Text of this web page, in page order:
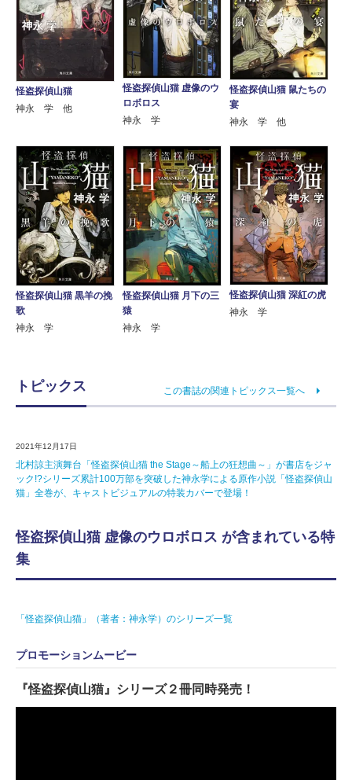
怪盗探偵山猫
神永 学 他
怪盗探偵山猫 虚像のウ
ロボロス
神永 学
怪盗探偵山猫 鼠たちの
宴
神永 学 他
怪盗探偵山猫 黒羊の挽
歌
神永 学
怪盗探偵山猫 月下の三
猿
神永 学
怪盗探偵山猫 深紅の虎
神永 学
トピックス この書誌の関連トピックス一覧へ
2021年12月17日
北村諒主演舞台「怪盗探偵山猫 the Stage～船上の狂想曲～」が書店をジャ
ック!?シリーズ累計100万部を突破した神永学による原作小説「怪盗探偵山
猫」全巻が、キャストビジュアルの特装カバーで登場！
怪盗探偵山猫 虚像のウロボロス が含まれている特
集
「怪盗探偵山猫」（著者：神永学）のシリーズ一覧
プロモーションムービー
『怪盗探偵山猫』シリーズ２冊同時発売！